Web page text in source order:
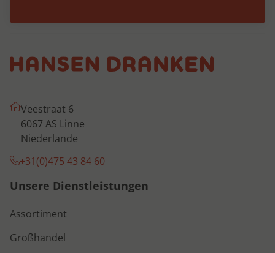
Veestraat 6
6067 AS Linne
Niederlande
+31(0)475 43 84 60
Unsere Dienstleistungen
Assortiment
Großhandel